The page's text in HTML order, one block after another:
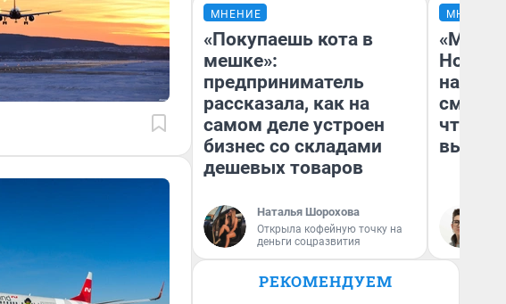
МНЕНИЕ
«Покупаешь кота в
мешке»:
предприниматель
рассказала, как на
самом деле устроен
бизнес со складами
дешевых товаров
Наталья Шорохова
Открыла кофейную точку на
деньги соцразвития
МНЕНИЕ
«Мы
чтобы
РЕКОМЕНДУЕМ